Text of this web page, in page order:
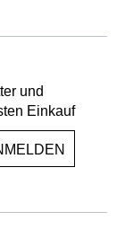
und
Einkauf